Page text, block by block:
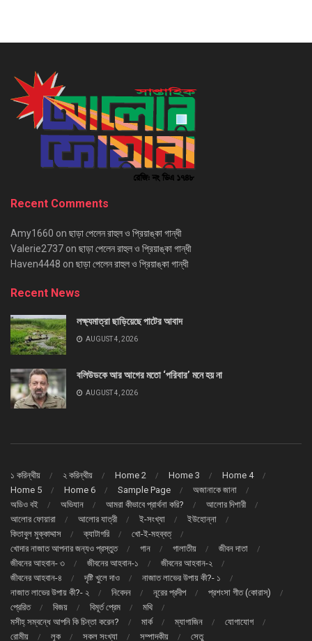
Recent Comments
Amy1660 on ছাড়া পেলেন রাহুল ও প্রিয়াঙ্কা গান্ধী
Valerie2737 on ছাড়া পেলেন রাহুল ও প্রিয়াঙ্কা গান্ধী
Haven4448 on ছাড়া পেলেন রাহুল ও প্রিয়াঙ্কা গান্ধী
Recent News
লক্ষ্যমাত্রা ছাড়িয়েছে পাটের আবাদ
AUGUST 4, 2026
বলিউডকে আর আগের মতো ‘পরিবার’ মনে হয় না
AUGUST 4, 2026
১ করিন্থীয় ২ করিন্থীয় Home 2 Home 3
Home 4
Home 5
Home 6 Sample Page
অজানাকে জানা
অডিও বই
অভিযান আমরা কীভাবে প্রার্থনা করি?
আলোর দিশারী
আলোর ফোয়ারা
আলোর যাত্রী ই-সংখ্যা
ইউহোন্না
কিতাবুল মুক্কাদ্দাস
ক্যাটাগরি
খো-ই-মহব্বত্
খোদার নাজাত আপনার জন্যও প্রস্তুত
গান গালাতীয়
জীবন দাতা
জীবনের আহবান- ৩
জীবনের আহবান-১
জীবনের আহবান-২
জীবনের আহবান-৪
দৃষ্টি খুলে দাও
নাজাত লাভের উপায় কী?- ১
নাজাত লাভের উপায় কী?- ২
নিবেদন নূরের প্রদীপ
প্রশংসা গীত (কোরাস্)
প্রেরিত
বিজয় বিমূর্ত প্রেম
মথি
মসীহ্ সম্বন্ধে আপনি কি চিন্তা করেন?
মার্ক ম্যাগাজিন
যোগাযোগ
রোমীয়
লূক সকল সংখ্যা সম্পাদকীয় সেতু